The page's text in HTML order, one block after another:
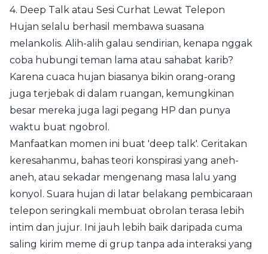
4. Deep Talk atau Sesi Curhat Lewat Telepon
Hujan selalu berhasil membawa suasana
melankolis. Alih-alih galau sendirian, kenapa nggak
coba hubungi teman lama atau sahabat karib?
Karena cuaca hujan biasanya bikin orang-orang
juga terjebak di dalam ruangan, kemungkinan
besar mereka juga lagi pegang HP dan punya
waktu buat ngobrol.
Manfaatkan momen ini buat 'deep talk'. Ceritakan
keresahanmu, bahas teori konspirasi yang aneh-
aneh, atau sekadar mengenang masa lalu yang
konyol. Suara hujan di latar belakang pembicaraan
telepon seringkali membuat obrolan terasa lebih
intim dan jujur. Ini jauh lebih baik daripada cuma
saling kirim meme di grup tanpa ada interaksi yang